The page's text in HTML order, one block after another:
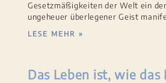
Gesetzmäßigkeiten der Welt ein
ungeheuer überlegener Geist
LESE MEHR »
Das Leben ist, wie das